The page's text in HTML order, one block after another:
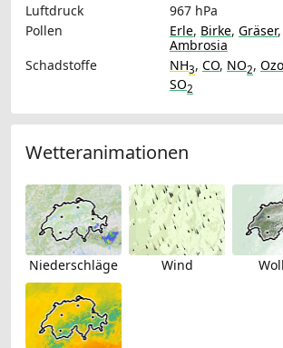
Luftdruck
967 hPa
Pollen
Erle, Birke, Gräser,
Ambrosia
Schadstoffe
NH3, CO, NO2,
SO2
Wetteranimationen
Niederschläge Wind